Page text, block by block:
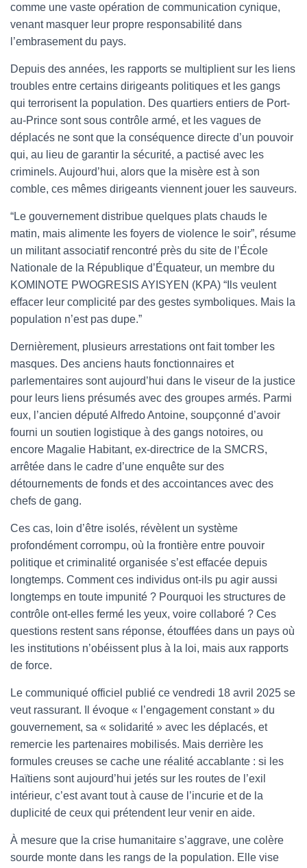
comme une vaste opération de communication cynique,
venant masquer leur propre responsabilité dans
l’embrasement du pays.
Depuis des années, les rapports se multiplient sur les liens
troubles entre certains dirigeants politiques et les gangs
qui terrorisent la population. Des quartiers entiers de Port-
au-Prince sont sous contrôle armé, et les vagues de
déplacés ne sont que la conséquence directe d’un pouvoir
qui, au lieu de garantir la sécurité, a pactisé avec les
criminels. Aujourd’hui, alors que la misère est à son
comble, ces mêmes dirigeants viennent jouer les sauveurs.
“Le gouvernement distribue quelques plats chauds le
matin, mais alimente les foyers de violence le soir”, résume
un militant associatif rencontré près du site de l’École
Nationale de la République d’Équateur, un membre du
KOMINOTE PWOGRESIS AYISYEN (KPA) “Ils veulent
effacer leur complicité par des gestes symboliques. Mais la
population n’est pas dupe.”
Dernièrement, plusieurs arrestations ont fait tomber les
masques. Des anciens hauts fonctionnaires et
parlementaires sont aujourd’hui dans le viseur de la justice
pour leurs liens présumés avec des groupes armés. Parmi
eux, l’ancien député Alfredo Antoine, soupçonné d’avoir
fourni un soutien logistique à des gangs notoires, ou
encore Magalie Habitant, ex-directrice de la SMCRS,
arrêtée dans le cadre d’une enquête sur des
détournements de fonds et des accointances avec des
chefs de gang.
Ces cas, loin d’être isolés, révèlent un système
profondément corrompu, où la frontière entre pouvoir
politique et criminalité organisée s’est effacée depuis
longtemps. Comment ces individus ont-ils pu agir aussi
longtemps en toute impunité ? Pourquoi les structures de
contrôle ont-elles fermé les yeux, voire collaboré ? Ces
questions restent sans réponse, étouffées dans un pays où
les institutions n’obéissent plus à la loi, mais aux rapports
de force.
Le communiqué officiel publié ce vendredi 18 avril 2025 se
veut rassurant. Il évoque « l’engagement constant » du
gouvernement, sa « solidarité » avec les déplacés, et
remercie les partenaires mobilisés. Mais derrière les
formules creuses se cache une réalité accablante : si les
Haïtiens sont aujourd’hui jetés sur les routes de l’exil
intérieur, c’est avant tout à cause de l’incurie et de la
duplicité de ceux qui prétendent leur venir en aide.
À mesure que la crise humanitaire s’aggrave, une colère
sourde monte dans les rangs de la population. Elle vise